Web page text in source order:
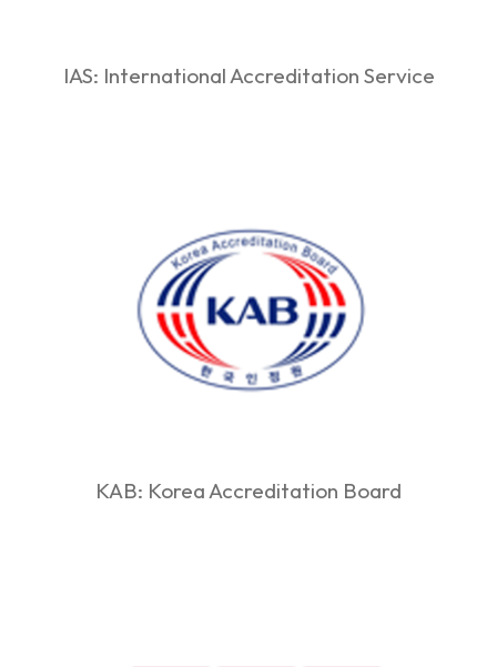
IAS: International Accreditation Service
KAB: Korea Accreditation Board